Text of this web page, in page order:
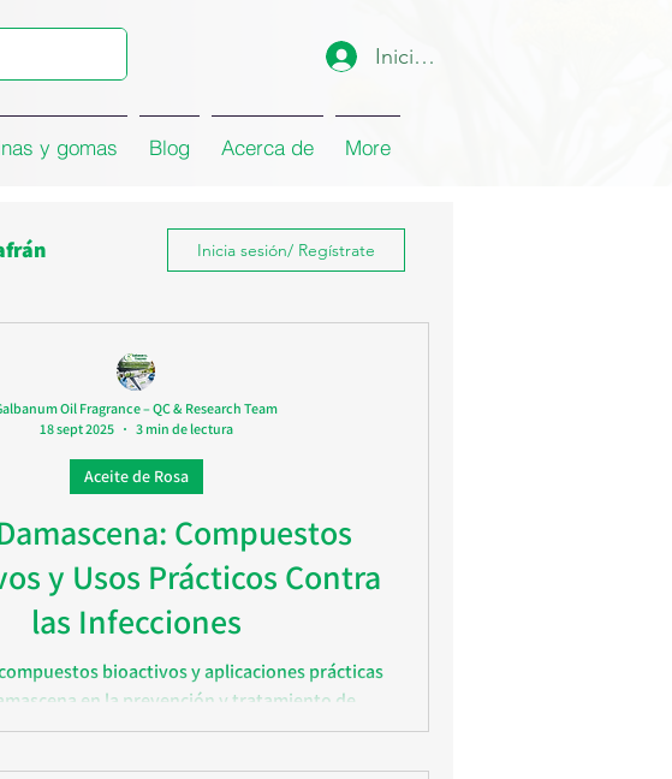
Iniciar sesión
y gomas Blog Acerca de More
Inicia sesión/ Regístrate
Compuestos
y Usos Prácticos Contra
las Infecciones
bioactivos y aplicaciones prácticas
en la prevención y tratamiento de
Usos tradicionales y modernos con respaldo
Aceite de Rosa
Oil Fragrance – QC & Research Team
18 sept 2025
3 min de lectura